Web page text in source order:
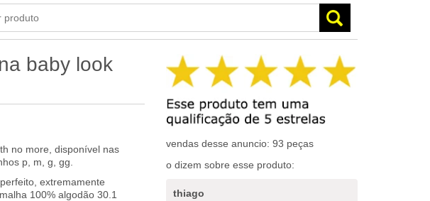
baby look
no more, disponível nas
p, m, g, gg.
extremamente
100% algodão 30.1
vendas desse anuncio: 93 peças
o dizem sobre esse produto:
thiago